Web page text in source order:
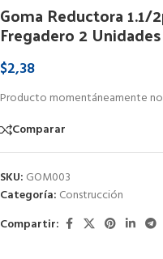
Goma Reductora 1.1/
Fregadero 2 Unidades
$2,38
Producto momentáneamente
Comparar
SKU: GOM003
Categoría: Construcción
Compartir: